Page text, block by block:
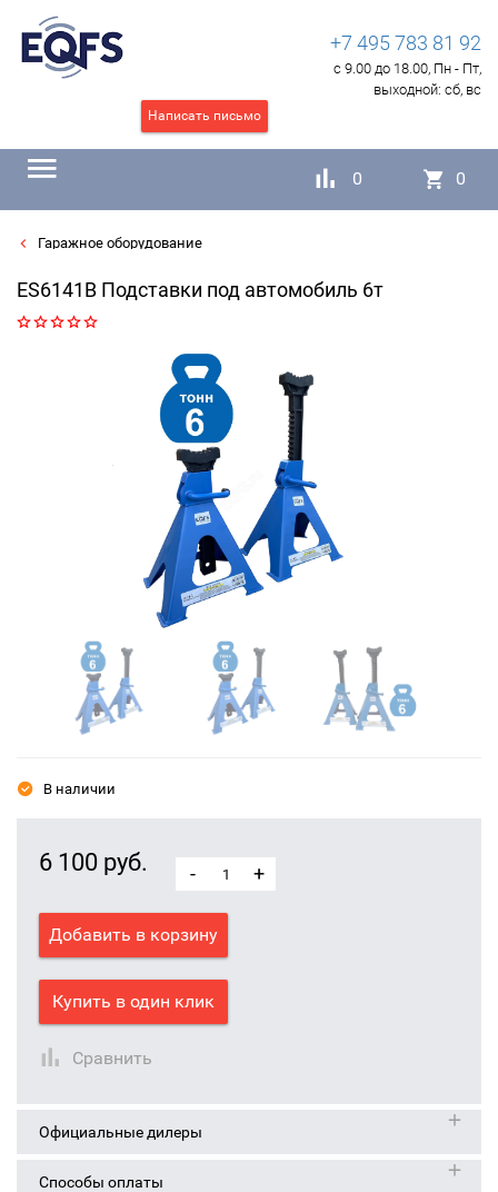
+7 495 783 81 92
с 9.00 до 18.00, Пн - Пт,
выходной: сб, вс
Написать письмо
0 0
Гаражное оборудование
ES6141B Подставки под автомобиль 6т
В наличии
6 100 руб. - +
Добавить в корзину
Купить в один клик
Сравнить
Официальные дилеры
Способы оплаты